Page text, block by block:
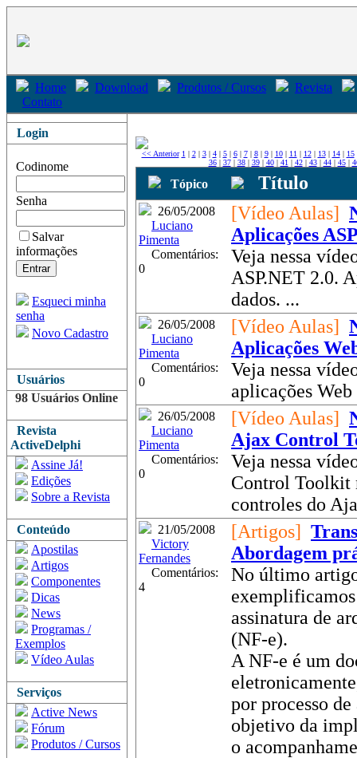
Home Download Produtos / Cursos
Revista
Contato
Login
Codinome
Senha
Salvar
informações
Esqueci minha
senha
Novo Cadastro
Usuários
98 Usuários Online
Revista
ActiveDelphi
Assine Já!
Edições
Sobre a Revista
Conteúdo
Apostilas
Artigos
Componentes
Dicas
News
Programas /
Exemplos
Vídeo Aulas
Serviços
Active News
Fórum
Produtos / Cursos
<< Anterior 1 | 2| 3| 4| 5| 6| 7| 8| 9| 10| 11 | 12| 13| 14| 15
36| 37| 38| 39| 40| 41 | 42| 43| 44| 45|
Tópico Título
26/05/2008
Luciano
Pimenta
Comentários:
0
[Vídeo Aulas]
Aplicações
Veja nessa
ASP.NET 2.0.
dados. ...
26/05/2008
Luciano
Pimenta
Comentários:
0
[Vídeo Aulas]
Aplicações
Veja nessa
aplicações
26/05/2008
Luciano
Pimenta
Comentários:
0
[Vídeo Aulas]
Ajax Control
Veja nessa
Control Toolkit
controles do
21/05/2008
Victory
Fernandes
Comentários:
4
[Artigos]
Abordagem
No último
assinatura de
(NF-e).
A NF-e é um
por processo
objetivo da
o